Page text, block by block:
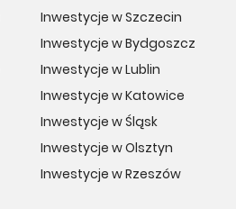
Inwestycje w Szczecin
Inwestycje w Bydgoszcz
Inwestycje w Lublin
Inwestycje w Katowice
Inwestycje w Śląsk
Inwestycje w Olsztyn
Inwestycje w Rzeszów